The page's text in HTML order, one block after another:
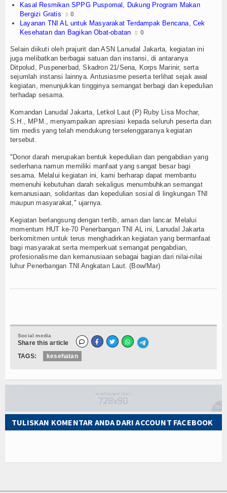
Tokoh
Wisata
TV
Channel
Kasal Resmikan SPPG Puspomal, Dukung Program Makan
Bergizi Gratis
0
Layanan TNI AL untuk Masyarakat Terdampak Bencana, Cek
Kesehatan dan Bagikan Obat-obatan
0
Selain diikuti oleh prajurit dan ASN Lanudal Jakarta, kegiatan ini
juga melibatkan berbagai satuan dan instansi, di antaranya
Ditpolud, Puspenerbad, Skadron 21/Sena, Korps Marinir, serta
sejumlah instansi lainnya. Antusiasme peserta terlihat sejak awal
kegiatan, menunjukkan tingginya semangat berbagi dan kepedulian
terhadap sesama.
Komandan Lanudal Jakarta, Letkol Laut (P) Ruby Lisa Mochar,
S.H., MPM., menyampaikan apresiasi kepada seluruh peserta dan
tim medis yang telah mendukung terselenggaranya kegiatan
tersebut.
"Donor darah merupakan bentuk kepedulian dan pengabdian yang
sederhana namun memiliki manfaat yang sangat besar bagi
sesama. Melalui kegiatan ini, kami berharap dapat membantu
memenuhi kebutuhan darah sekaligus menumbuhkan semangat
kemanusiaan, solidaritas dan kepedulian sosial di lingkungan TNI
maupun masyarakat," ujarnya.
Kegiatan berlangsung dengan tertib, aman dan lancar. Melalui
momentum HUT ke-70 Penerbangan TNI AL ini, Lanudal Jakarta
berkomitmen untuk terus menghadirkan kegiatan yang bermanfaat
bagi masyarakat serta memperkuat semangat pengabdian,
profesionalisme dan kemanusiaan sebagai bagian dari nilai-nilai
luhur Penerbangan TNI Angkatan Laut. (Bow/Mar)
Social media
Share this article
TAGS:
kesehatan
TULISKAN KOMENTAR ANDA DARI ACCOUNT FACEBOOK